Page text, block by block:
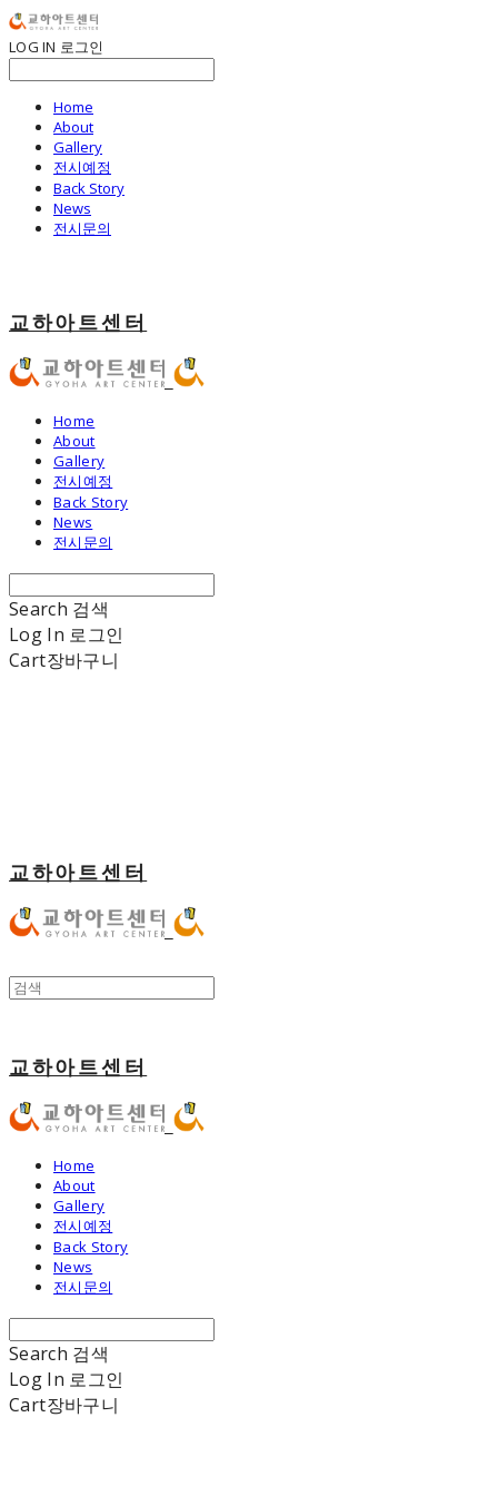
LOG IN 로그인
Home
About
Gallery
전시예정
Back Story
News
전시문의
교하아트센터
Home
About
Gallery
전시예정
Back Story
News
전시문의
Search 검색
Log In 로그인
Cart장바구니
교하아트센터
교하아트센터
Home
About
Gallery
전시예정
Back Story
News
전시문의
Search 검색
Log In 로그인
Cart장바구니